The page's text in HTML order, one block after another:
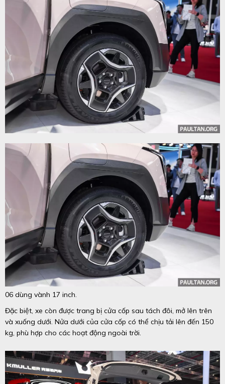
06 dùng vành 17 inch.
Đặc biệt, xe còn được trang bị cửa cốp sau tách đôi, mở lên trên
và xuống dưới. Nửa dưới của cửa cốp có thể chịu tải lên đến 150
kg, phù hợp cho các hoạt động ngoài trời.